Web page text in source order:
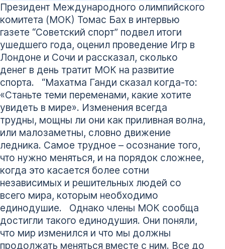
Президент Международного олимпийского
комитета (МОК) Томас Бах в интервью
газете “Советский спорт” подвел итоги
ушедшего года, оценил проведение Игр в
Лондоне и Сочи и рассказал, сколько
денег в день тратит МОК на развитие
спорта. “Махатма Ганди сказал когда-то:
«Станьте теми переменами, какие хотите
увидеть в мире». Изменения всегда
трудны, мощны ли они как приливная волна,
или малозаметны, словно движение
ледника. Самое трудное – осознание того,
что нужно меняться, и на порядок сложнее,
когда это касается более сотни
независимых и решительных людей со
всего мира, которым необходимо
единодушие. Однако члены МОК сообща
достигли такого единодушия. Они поняли,
что мир изменился и что мы должны
продолжать меняться вместе с ним. Все до